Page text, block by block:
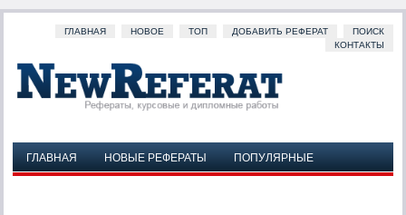
ГЛАВНАЯ НОВОЕ ТОП ДОБАВИТЬ РЕФЕРАТ
ПОИСК
КОНТАКТЫ
ГЛАВНАЯ НОВЫЕ РЕФЕРАТЫ
ПОПУЛЯРНЫЕ